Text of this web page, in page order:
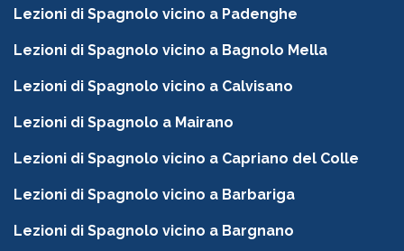
Lezioni di Spagnolo vicino a Padenghe
Lezioni di Spagnolo vicino a Bagnolo Mella
Lezioni di Spagnolo vicino a Calvisano
Lezioni di Spagnolo a Mairano
Lezioni di Spagnolo vicino a Capriano del Colle
Lezioni di Spagnolo vicino a Barbariga
Lezioni di Spagnolo vicino a Bargnano